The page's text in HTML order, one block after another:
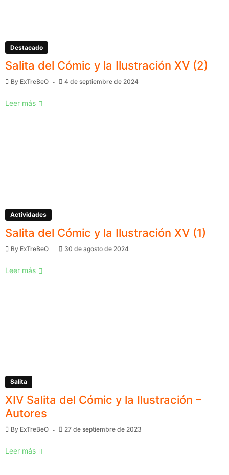
Destacado
Salita del Cómic y la Ilustración XV (2)
By ExTreBeO 4 de septiembre de 2024
Leer más
Actividades
Salita del Cómic y la Ilustración XV (1)
By ExTreBeO 30 de agosto de 2024
Leer más
Salita
XIV Salita del Cómic y la Ilustración –
Autores
By ExTreBeO 27 de septiembre de 2023
Leer más